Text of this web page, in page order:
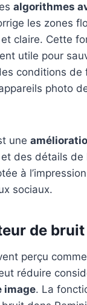
algorithmes
les zones
et claire. Cette
utile pour
conditions de
photo
une
et des détails de
à
sociaux.
de bruit
perçu
réduire
image. La